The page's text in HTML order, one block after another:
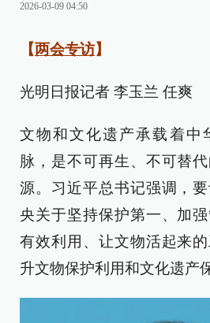
2026-03-09 04:50
【两会专访】
光明日报记者 李玉兰 任爽
文物和文化遗产承载着中
脉，是不可再生、不可替
源。习近平总书记强调，
央关于坚持保护第一、加强
有效利用、让文物活起来
升文物保护利用和文化遗产